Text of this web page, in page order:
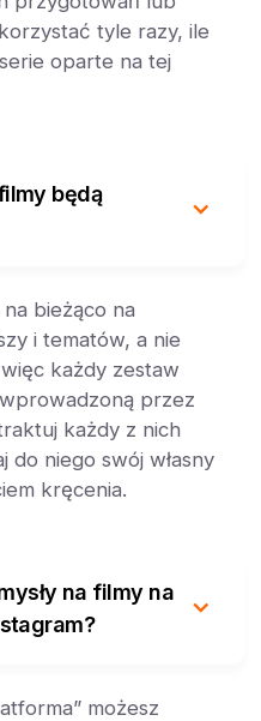
tyle razy, ile
oparte na tej
będą
bieżąco na
i tematów, a nie
każdy zestaw
przez
każdy z nich
do niego swój własny
kręcenia.
na filmy na
możesz